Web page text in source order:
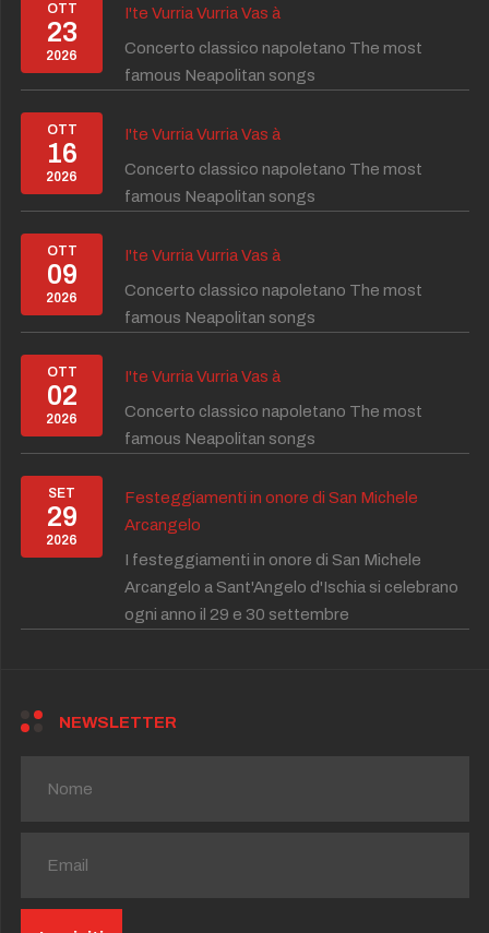
OTT
23
2026
I'te Vurria Vurria Vas à
Concerto classico napoletano The most
famous Neapolitan songs
OTT
16
2026
I'te Vurria Vurria Vas à
Concerto classico napoletano The most
famous Neapolitan songs
OTT
09
2026
I'te Vurria Vurria Vas à
Concerto classico napoletano The most
famous Neapolitan songs
OTT
02
2026
I'te Vurria Vurria Vas à
Concerto classico napoletano The most
famous Neapolitan songs
SET
29
2026
Festeggiamenti in onore di San Michele
Arcangelo
I festeggiamenti in onore di San Michele
Arcangelo a Sant'Angelo d'Ischia si celebrano
ogni anno il 29 e 30 settembre
NEWSLETTER